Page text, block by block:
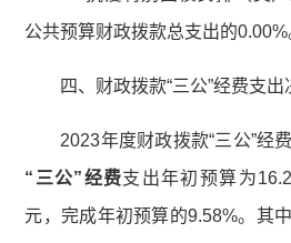
公共预算财政拨款总支出的0.00%
四、财政拨款“三公”经费支
2023年度财政拨款“三公”经
“ 三公”经费支出年初预算为
元，完成年初预算的9.58%。其中